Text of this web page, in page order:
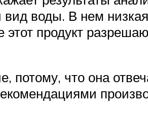
вид воды. В нем
продукт
потому, что она